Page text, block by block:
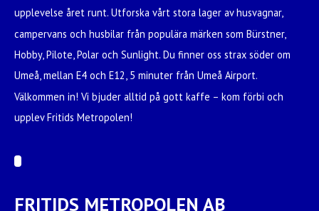
upplevelse året runt. Utforska vårt stora lager av husvagnar,
campervans och husbilar från populära märken som Bürstner,
Hobby, Pilote, Polar och Sunlight. Du finner oss strax söder om
Umeå, mellan E4 och E12, 5 minuter från Umeå Airport.
Välkommen in! Vi bjuder alltid på gott kaffe – kom förbi och
upplev Fritids Metropolen!
FRITIDS METROPOLEN AB